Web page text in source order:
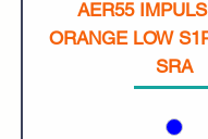
AER55
ORANGE LOW
SRA